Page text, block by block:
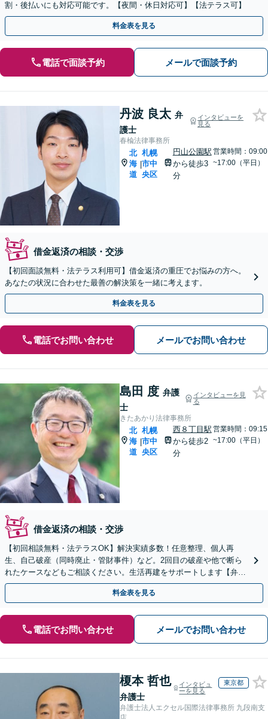
割・後払いにも対応可能です。【夜間・休日対応可】【法テラス可】
料金表を見る
電話で面談予約 メールで面談予約
丹波 良太 弁
護士
インタビューを
見る
春楡法律事務所
北
海
道
|
札幌
市中
央区
円山公園駅
から徒歩3
分
営業時間：09:00
~17:00（平日）
借金返済の相談・交渉
【初回面談無料・法テラス利用可】借金返済の重圧でお悩みの方へ。
あなたの状況に合わせた最善の解決策を一緒に考えます。
料金表を見る
電話でお問い合わせ メールでお問い合わせ
島田 度 弁護
士
インタビューを見
る
きたあかり法律事務所
北
海
道
|
札幌
市中
央区
西８丁目駅
から徒歩2
分
営業時間：09:15
~17:00（平日）
借金返済の相談・交渉
【初回相談無料・法テラスOK】解決実績多数！任意整理、個人再
生、自己破産（同時廃止・管財事件）など。2回目の破産や他で断ら
れたケースなどもご相談ください。生活再建をサポートします【弁護
士歴15年以上】【休日・夜間相談可】【西11丁目駅5分】
料金表を見る
電話でお問い合わせ メールでお問い合わせ
榎本 哲也
弁護士
インタビュ
ーを見る
東京都
弁護士法人エクセル国際法律事務所 九段南支